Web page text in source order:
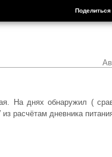
Поделиться
На днях обнаружил (
расчётам дневника